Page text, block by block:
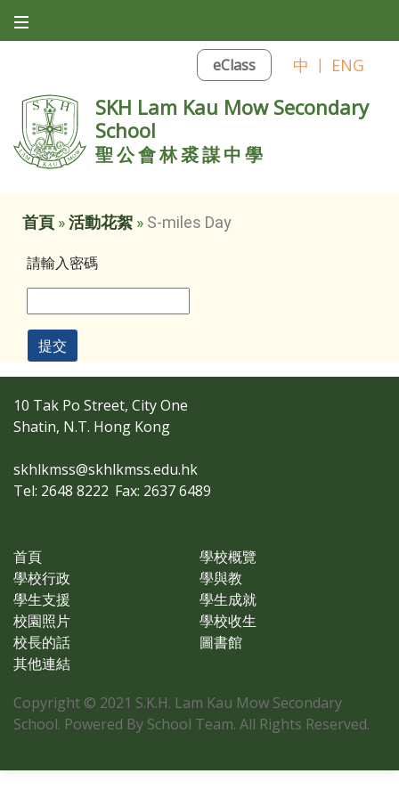
eClass 中 | ENG
SKH Lam Kau Mow Secondary
School
聖公會林裘謀中學
首頁 »活動花絮 » S-miles Day
請輸入密碼
提交
10 Tak Po Street, City One
Shatin, N.T. Hong Kong
skhlkmss@skhlkmss.edu.hk
Tel: 2648 8222 Fax: 2637 6489
首頁
學校概覽
學校行政
學與教
學生支援
學生成就
校園照片
學校收生
校長的話
圖書館
其他連結
Copyright © 2021 S.K.H. Lam Kau Mow Secondary
School. Powered By School Team. All Rights Reserved.